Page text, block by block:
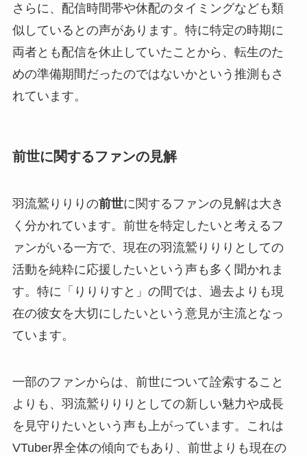
さらに、配信時間帯や休配のタイミングなども類
似しているとの声があります。特に特定の時期に
両者とも配信を休止していたことから、転生のた
めの準備期間だったのではないかという推測もさ
れています。
前世に関するファンの見解
羽流鷲りりりの前世に関するファンの見解は大き
く分かれています。前世を特定したいと考えるフ
ァンがいる一方で、現在の羽流鷲りりりとしての
活動を純粋に応援したいという声も多く聞かれま
す。特に「りりりすと」の間では、過去よりも現
在の彼女を大切にしたいという意見が主流となっ
ています。
一部のファンからは、前世について詮索すること
よりも、羽流鷲りりりとしての新しい魅力や成長
を見守りたいという声も上がっています。これは
VTuber界全体の傾向でもあり、前世よりも現在の